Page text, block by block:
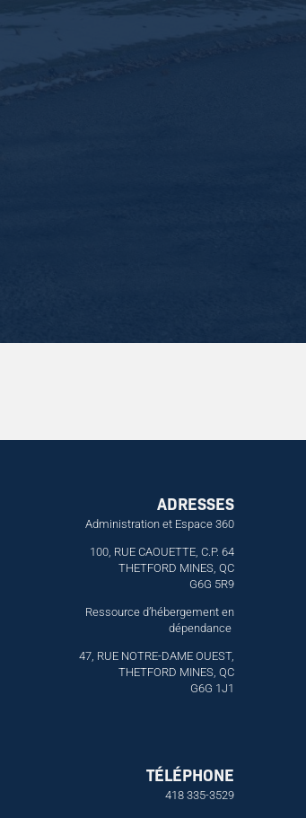
ADRESSES
Administration et Espace 360
100, RUE CAOUETTE, C.P. 64
THETFORD MINES, QC
G6G 5R9
Ressource d’hébergement en
dépendance
47, RUE NOTRE-DAME OUEST,
THETFORD MINES, QC
G6G 1J1
TÉLÉPHONE
418 335-3529